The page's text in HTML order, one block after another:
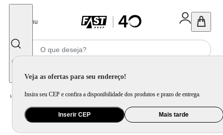
Menu
Veja as ofertas para seu endereço!
Insira seu CEP e confira a disponibilidade dos produtos e prazo de entrega.
Inserir CEP Mais tarde
Home Utilidade Doméstica Mesa / Aparelho de Jantar e Prato Avulso